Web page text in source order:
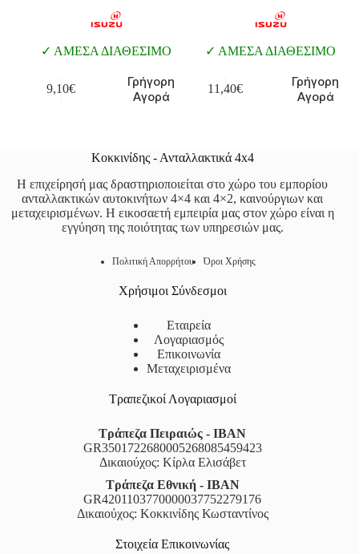
ΑΜΕΣΑ ΔΙΑΘΕΣΙΜΟ
9,10€
Γρήγορη
Αγορά
ΑΜΕΣΑ ΔΙΑΘΕΣΙΜΟ
11,40€
Γρήγορη
Αγορά
Κοκκινίδης - Ανταλλακτικά 4x4
Η επιχείρησή μας δραστηριοποιείται στο χώρο του εμπορίου
ανταλλακτικών αυτοκινήτων 4×4 και 4×2, καινούργιων και
μεταχειρισμένων. Η εικοσαετή εμπειρία μας στον χώρο είναι η
εγγύηση της ποιότητας των υπηρεσιών μας.
Πολιτική Απορρήτου Όροι Χρήσης
Χρήσιμοι Σύνδεσμοι
Εταιρεία
Λογαριασμός
Επικοινωνία
Μεταχειρισμένα
Τραπεζικοί Λογαριασμοί
Τράπεζα Πειραιώς - IBAN
GR3501722680005268085459423
Δικαιούχος: Κίρλα Ελισάβετ
Τράπεζα Εθνική - IBAN
GR4201103770000037752279176
Δικαιούχος: Κοκκινίδης Κωσταντίνος
Στοιχεία Επικοινωνίας